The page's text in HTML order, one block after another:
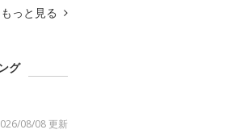
もっと見る
グ
08/08 更新